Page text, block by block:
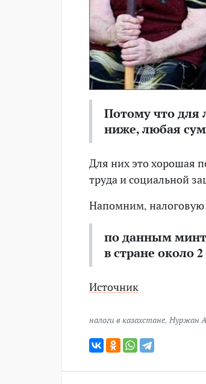
Потому что для
ниже, любая
Для них это хорошая
труда и социальной
Напомним, налоговую
по данным
в стране около
Источник
налоги в казахстане Нуржан